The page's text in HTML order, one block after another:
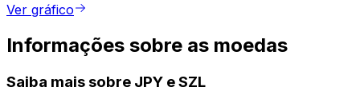
Ver gráfico
Informações sobre as moedas
Saiba mais sobre JPY e SZL